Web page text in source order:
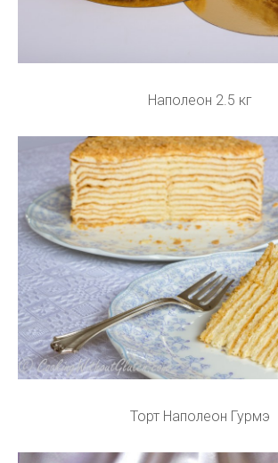
Наполеон 2.5 кг
Торт Наполеон Гурмэ